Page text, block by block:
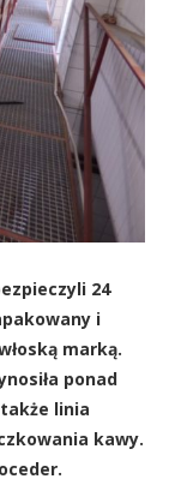
24
i
marką.
ponad
linia
kawy.